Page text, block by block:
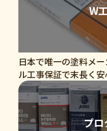
W
日本で唯一の塗料メ
ル工事保証で末長く
プロ